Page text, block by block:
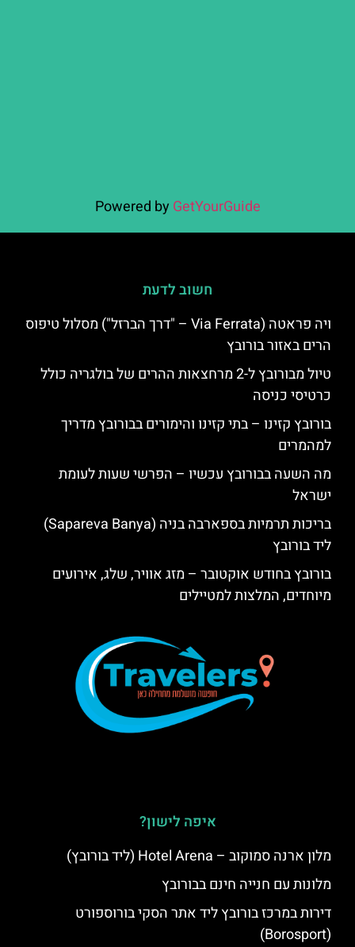
Powered by GetYourGuide
חשוב לדעת
ויה פראטה (Via Ferrata – "דרך הברזל") מסלול טיפוס
הרים באזור בורובץ
טיול מבורובץ ל-2 מרחצאות ההרים של בולגריה כולל
כרטיסי כניסה
בורובץ קזינו – בתי קזינו והימורים בבורובץ מדריך
למהמרים
מה השעה בבורובץ עכשיו – הפרשי שעות לעומת
ישראל
בריכות תרמיות בספארבה בניה (Sapareva Banya)
ליד בורובץ
בורובץ בחודש אוקטובר – מזג אוויר, שלג, אירועים
מיוחדים, המלצות למטיילים
איפה לישון?
מלון ארנה סמוקוב – Hotel Arena (ליד בורובץ)
מלונות עם חנייה חינם בבורובץ
דירות במרכז בורובץ ליד אתר הסקי בורוספורט
(Borosport)